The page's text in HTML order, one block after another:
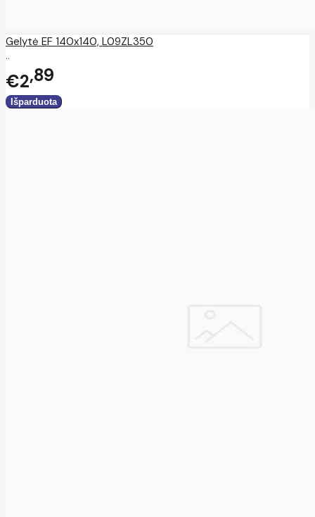
Gelytė EF 140x140, L09ZL350
..
€2 89